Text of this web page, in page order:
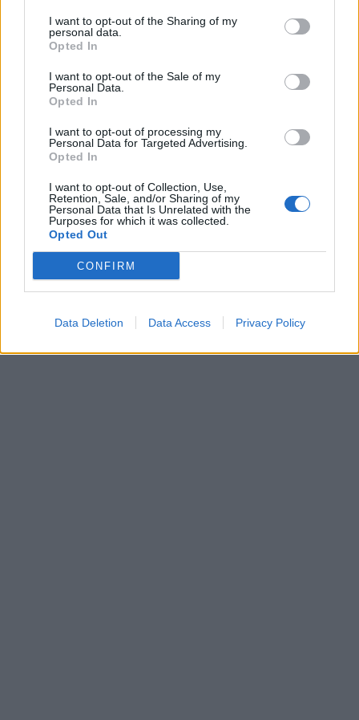
I want to opt-out of the Sharing of my
personal data.
Opted In
I want to opt-out of the Sale of my
Personal Data.
Opted In
I want to opt-out of processing my
Personal Data for Targeted Advertising.
Opted In
I want to opt-out of Collection, Use,
Retention, Sale, and/or Sharing of my
Personal Data that Is Unrelated with the
Purposes for which it was collected.
Opted Out
CONFIRM
Data Deletion Data Access Privacy Policy